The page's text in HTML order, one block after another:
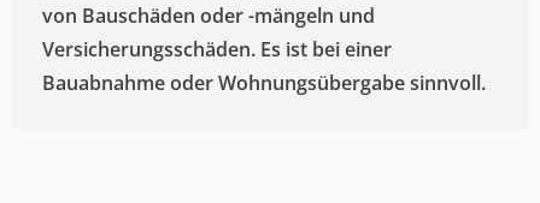
von Bauschäden oder -mängeln und
Versicherungsschäden. Es ist bei einer
Bauabnahme oder Wohnungsübergabe sinnvoll.